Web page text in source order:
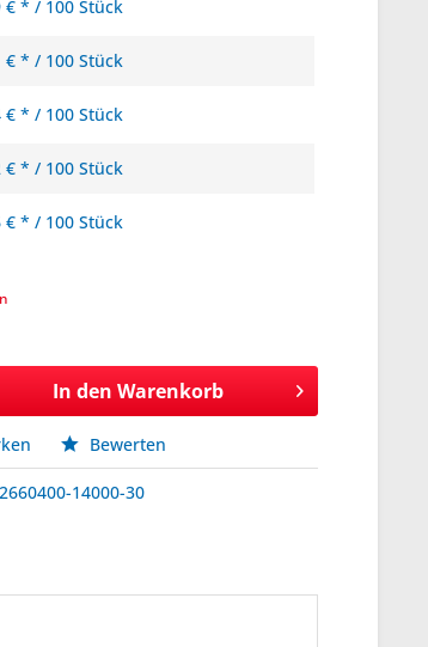
€ * / 100 Stück
€ * / 100 Stück
€ * / 100 Stück
€ * / 100 Stück
€ * / 100 Stück
In den Warenkorb
Bewerten
14000-30